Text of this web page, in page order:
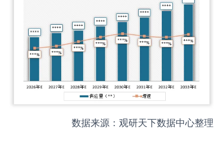
数据来源：观研天下数据中心整理